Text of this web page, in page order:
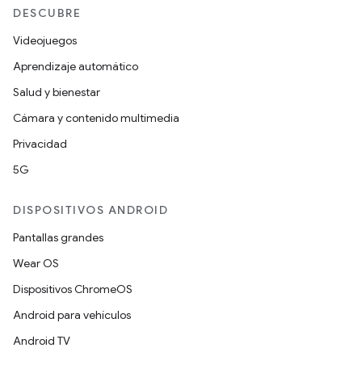
DESCUBRE
Videojuegos
Aprendizaje automático
Salud y bienestar
Cámara y contenido multimedia
Privacidad
5G
DISPOSITIVOS ANDROID
Pantallas grandes
Wear OS
Dispositivos ChromeOS
Android para vehículos
Android TV